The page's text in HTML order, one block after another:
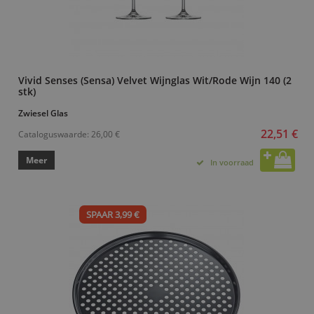
Vivid Senses (Sensa) Velvet Wijnglas Wit/Rode Wijn 140 (2
stk)
Zwiesel Glas
Cataloguswaarde: 26,00 € 22,51 €
Meer In voorraad
SPAAR 3,99 €